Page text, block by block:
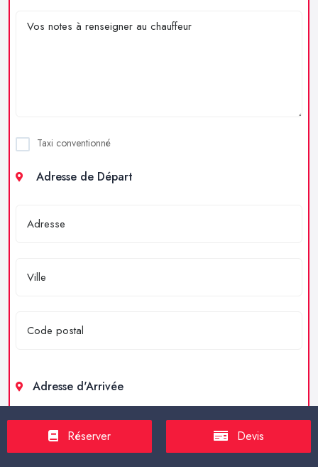
Taxi conventionné
Adresse de Départ
Adresse d'Arrivée
Réserver Devis